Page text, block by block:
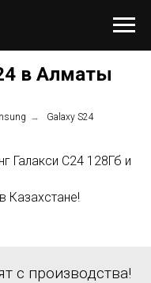
в Алматы
→ Galaxy S24
Галакси С24 128Гб и
Казахстане!
с производства!